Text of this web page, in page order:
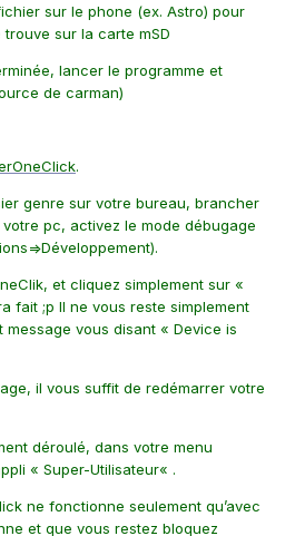
sur le phone (ex. Astro) pour
sur la carte mSD
lancer le programme et
de carman)
.
genre sur votre bureau, brancher
pc, activez le mode débugage
et cliquez simplement sur «
fait ;p Il ne vous reste simplement
message vous disant « Device is
il vous suffit de redémarrer votre
déroulé, dans votre menu
« Super-Utilisateur« .
ne fonctionne seulement qu’avec
et que vous restez bloquez